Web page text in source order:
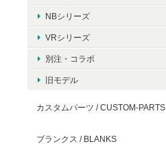
NBシリーズ
VRシリーズ
別注・コラボ
旧モデル
カスタムパーツ / CUSTOM-PARTS
ブランクス / BLANKS